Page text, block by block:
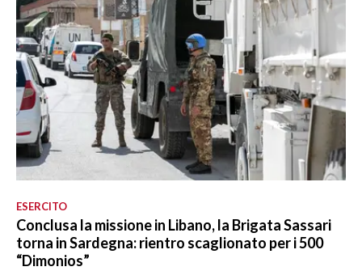
ESERCITO
Conclusa la missione in Libano, la Brigata Sassari
torna in Sardegna: rientro scaglionato per i 500
“Dimonios”